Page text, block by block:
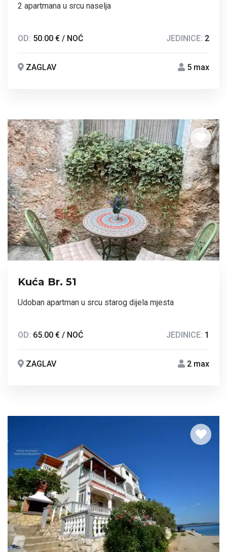
2 apartmana u srcu naselja
OD: 50.00 € / NOĆ JEDINICE: 2
ZAGLAV 5 max
Kuća Br. 51
Udoban apartman u srcu starog dijela mjesta
OD: 65.00 € / NOĆ JEDINICE: 1
ZAGLAV 2 max